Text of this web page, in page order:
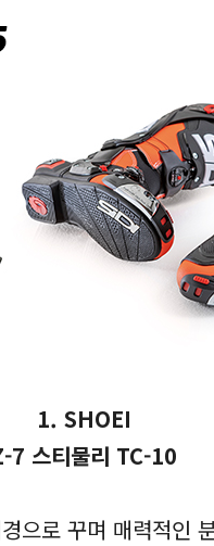
1. SHOEI
7 스티물리 TC-10
으로 꾸며 매력적인